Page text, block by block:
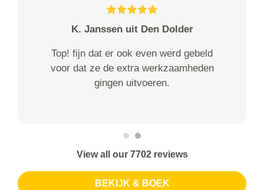
K. Janssen uit Den Dolder
Top! fijn dat er ook even werd gebeld
voor dat ze de extra werkzaamheden
gingen uitvoeren.
View all our 7702 reviews
BEKIJK & BOEK